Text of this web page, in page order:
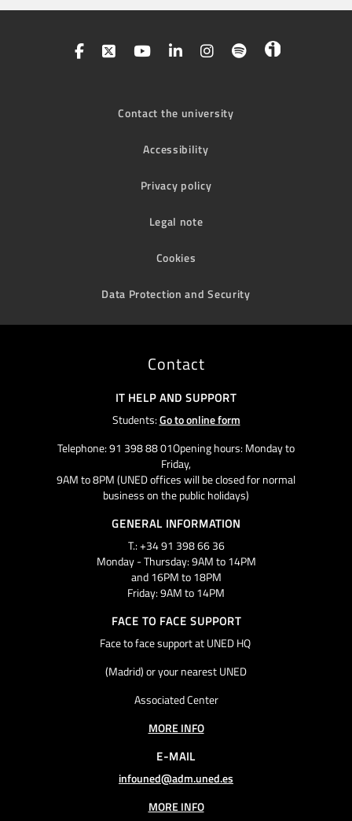
Contact the university
Accessibility
Privacy policy
Legal note
Cookies
Data Protection and Security
Contact
IT HELP AND SUPPORT
Students:Go to online form
Telephone: 91 398 88 01Opening hours: Monday to
Friday,
9AM to 8PM (UNED offices will be closed for normal
business on the public holidays)
GENERAL INFORMATION
T.: +34 91 398 66 36
Monday - Thursday: 9AM to 14PM
and 16PM to 18PM
Friday: 9AM to 14PM
FACE TO FACE SUPPORT
Face to face support at UNED HQ
(Madrid) or your nearest UNED
Associated Center
MORE INFO
E-MAIL
infouned@adm.uned.es
MORE INFO